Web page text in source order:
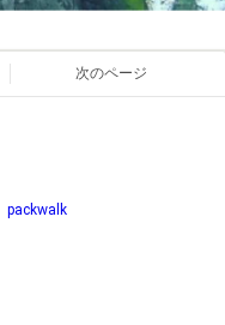
次のページ
packwalk